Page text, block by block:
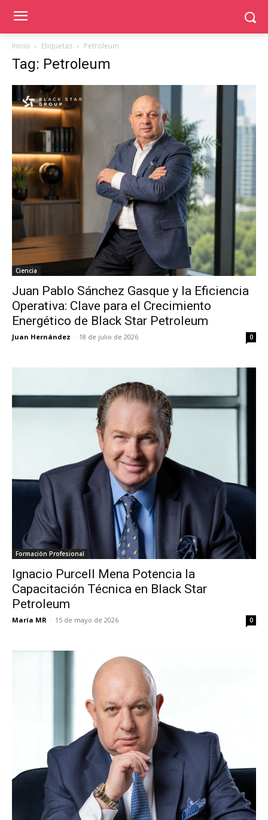
Inicio Etiquetas Petroleum
Tag: Petroleum
Ciencia
Juan Pablo Sánchez Gasque y la Eficiencia
Operativa: Clave para el Crecimiento
Energético de Black Star Petroleum
Juan Hernández - 18 de julio de 2026 0
Formación Profesional
Ignacio Purcell Mena Potencia la
Capacitación Técnica en Black Star
Petroleum
María MR - 15 de mayo de 2026 0